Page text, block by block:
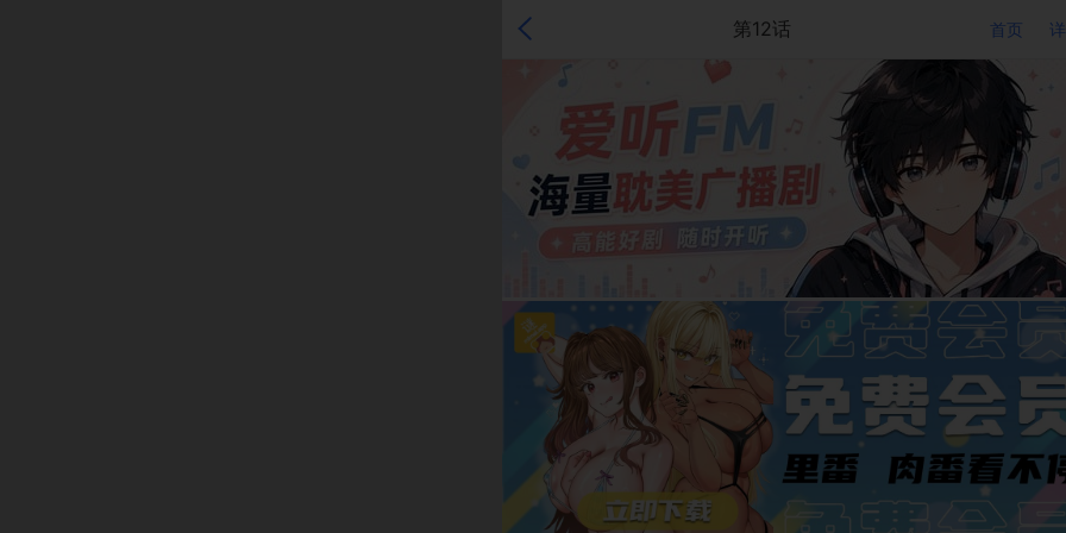
第12话 首页